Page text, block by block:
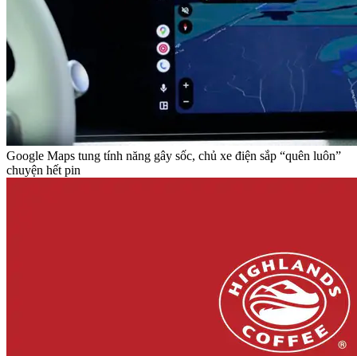
Google Maps tung tính năng gây sốc, chủ xe điện sắp “quên luôn”
chuyện hết pin